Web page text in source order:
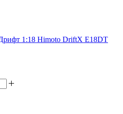
1:18 Himoto DriftX E18DT